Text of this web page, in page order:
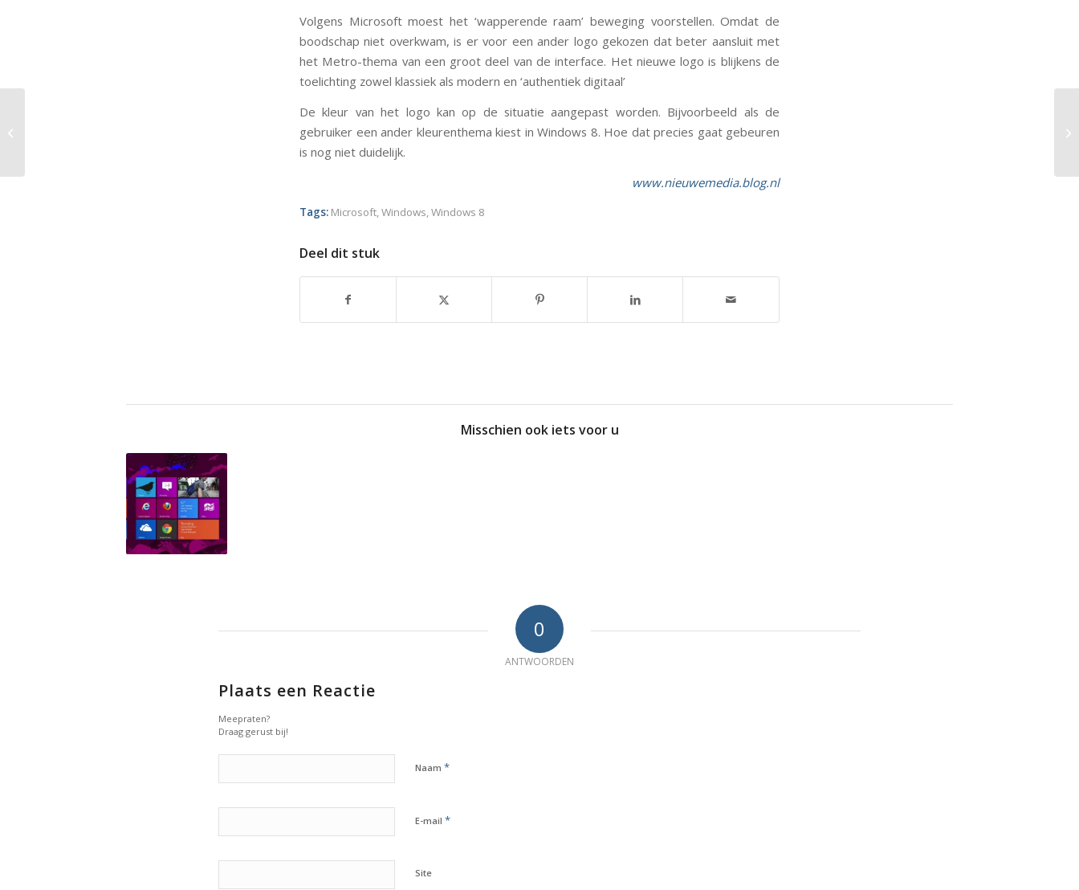
Volgens Microsoft moest het ‘wapperende raam’ beweging voorstellen. Omdat de
boodschap niet overkwam, is er voor een ander logo gekozen dat beter aansluit met
het Metro-thema van een groot deel van de interface. Het nieuwe logo is blijkens de
toelichting zowel klassiek als modern en ‘authentiek digitaal’
De kleur van het logo kan op de situatie aangepast worden. Bijvoorbeeld als de
gebruiker een ander kleurenthema kiest in Windows 8. Hoe dat precies gaat gebeuren
is nog niet duidelijk.
www.nieuwemedia.blog.nl
Tags: Microsoft,Windows,Windows 8
Deel dit stuk
Misschien ook iets voor u
0
ANTWOORDEN
Plaats een Reactie
Meepraten?
Draag gerust bij!
Naam *
E-mail *
Site